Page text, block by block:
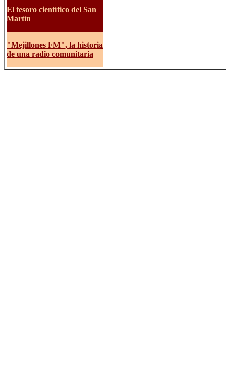
El tesoro científico del San
Martín
"Mejillones FM", la historia
de una radio comunitaria